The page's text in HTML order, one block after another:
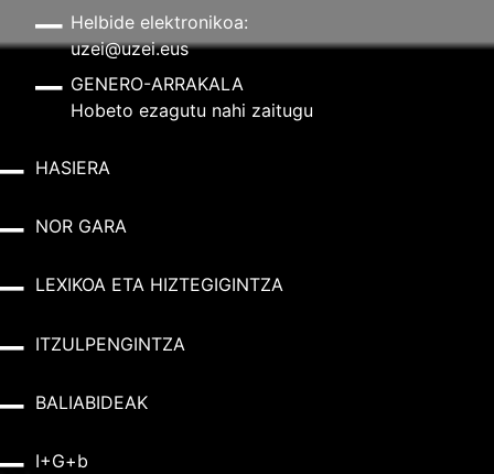
Helbide elektronikoa:
uzei@uzei.eus
GENERO-ARRAKALA
Hobeto ezagutu nahi zaitugu
HASIERA
NOR GARA
LEXIKOA ETA HIZTEGIGINTZA
ITZULPENGINTZA
BALIABIDEAK
I+G+b